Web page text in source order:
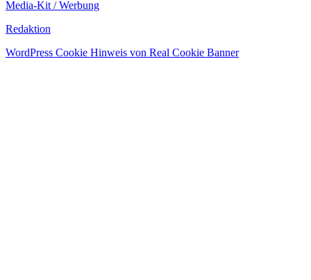
Media-Kit / Werbung
Redaktion
WordPress Cookie Hinweis von Real Cookie Banner